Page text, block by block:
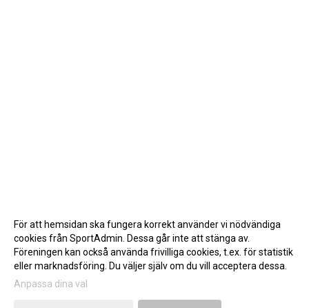
Gå till Webbversion
För att hemsidan ska fungera korrekt använder vi nödvändiga
cookies från SportAdmin. Dessa går inte att stänga av.
Föreningen kan också använda frivilliga cookies, t.ex. för statistik
eller marknadsföring. Du väljer själv om du vill acceptera dessa.
Anpassa dina val